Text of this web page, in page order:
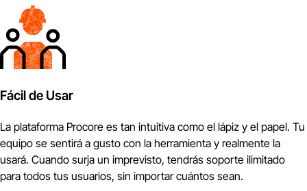
Fácil de Usar
La plataforma Procore es tan intuitiva como el lápiz y el papel. Tu
equipo se sentirá a gusto con la herramienta y realmente la
usará. Cuando surja un imprevisto, tendrás soporte ilimitado
para todos tus usuarios, sin importar cuántos sean.